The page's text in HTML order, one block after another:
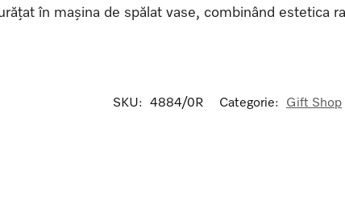
în mașina de spălat vase, combinând estetica
SKU: 4884/0R Categorie: Gift Shop